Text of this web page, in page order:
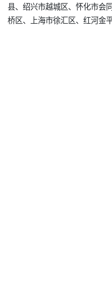
县、绍兴市越城区、怀化市会
桥区、上海市徐汇区、红河金